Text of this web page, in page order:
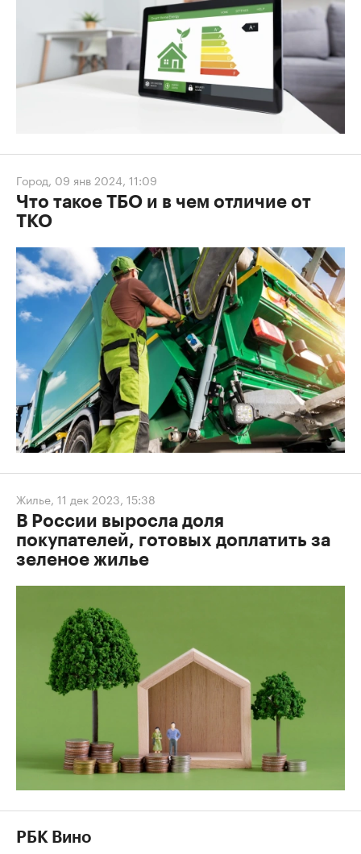
Город, 09 янв 2024, 11:09
Что такое ТБО и в чем отличие от
ТКО
Жилье, 11 дек 2023, 15:38
В России выросла доля
покупателей, готовых доплатить за
зеленое жилье
РБК Вино